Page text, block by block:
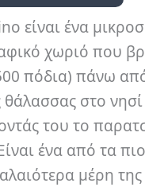
είναι ένα
χωριό που
πόδια) πάνω
θάλασσας στο
του το
ένα από τα πιο
μέρη της